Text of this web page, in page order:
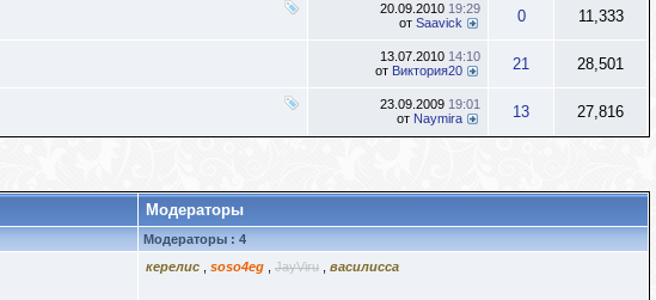
20.09.2010 19:29
от Saavick 0 11,333
13.07.2010 14:10
от Виктория20 21 28,501
23.09.2009 19:01
от Naymira 13 27,816
Модераторы
Модераторы : 4
керелис soso4eg JayViru василисса